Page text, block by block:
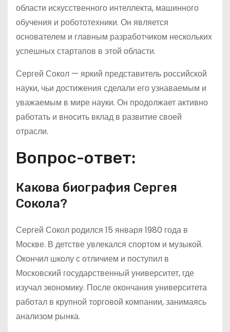
области искусственного интеллекта, машинного
обучения и робототехники. Он является
основателем и главным разработчиком нескольких
успешных стартапов в этой области.
Сергей Сокол — яркий представитель российской
науки, чьи достижения сделали его узнаваемым и
уважаемым в мире науки. Он продолжает активно
работать и вносить вклад в развитие своей
отрасли.
Вопрос-ответ:
Какова биография Сергея
Сокола?
Сергей Сокол родился 15 января 1980 года в
Москве. В детстве увлекался спортом и музыкой.
Окончил школу с отличием и поступил в
Московский государственный университет, где
изучал экономику. После окончания университета
работал в крупной торговой компании, занимаясь
анализом рынка.